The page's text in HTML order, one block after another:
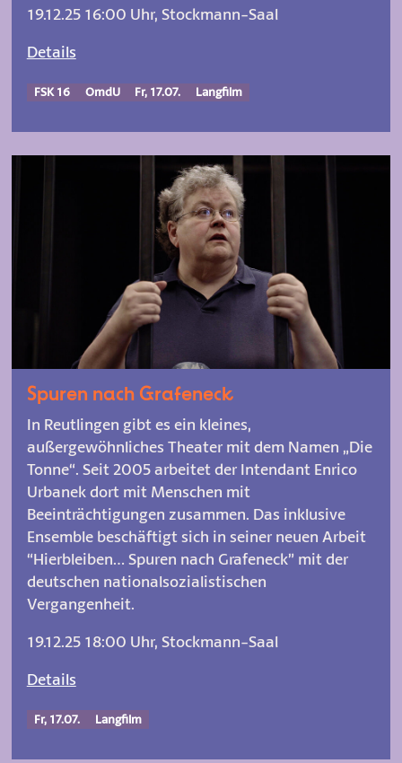
19.12.25 16:00 Uhr, Stockmann-Saal
Details
FSK 16 OmdU Fr, 17.07. Langfilm
Spuren nach Grafeneck
In Reutlingen gibt es ein kleines,
außergewöhnliches Theater mit dem Namen „Die
Tonne“. Seit 2005 arbeitet der Intendant Enrico
Urbanek dort mit Menschen mit
Beeinträchtigungen zusammen. Das inklusive
Ensemble beschäftigt sich in seiner neuen Arbeit
“Hierbleiben… Spuren nach Grafeneck” mit der
deutschen nationalsozialistischen
Vergangenheit.
19.12.25 18:00 Uhr, Stockmann-Saal
Details
Fr, 17.07. Langfilm